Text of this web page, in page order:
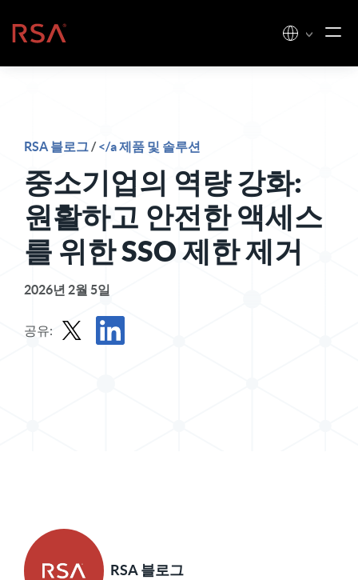
홈
RSA 블로그/</a 제품 및 솔루션
중소기업의 역량 강화:
원활하고 안전한 액세스
를 위한 SSO 제한 제거
2026년 2월 5일
공유:
RSA 블로그